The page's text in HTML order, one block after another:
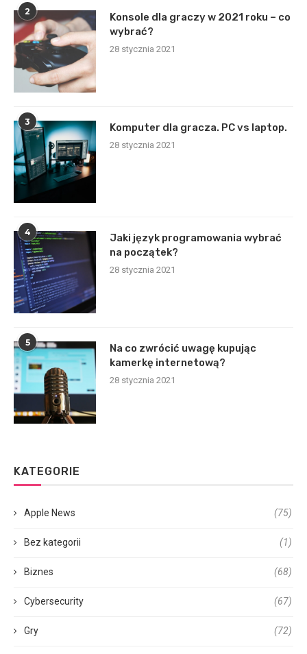
2
Konsole dla graczy w 2021 roku – co
wybrać?
28 stycznia 2021
3
Komputer dla gracza. PC vs laptop.
28 stycznia 2021
4
Jaki język programowania wybrać
na początek?
28 stycznia 2021
5
Na co zwrócić uwagę kupując
kamerkę internetową?
28 stycznia 2021
KATEGORIE
Apple News (75)
Bez kategorii (1)
Biznes (68)
Cybersecurity (67)
Gry (72)